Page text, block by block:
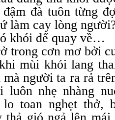
đà tuôn từng
làm cay lòng
khói để quay về…
trong cơn mơ bởi
mùi khói lang
người ta ra rả
nhẹ nhàng
toan nghẹt thở,